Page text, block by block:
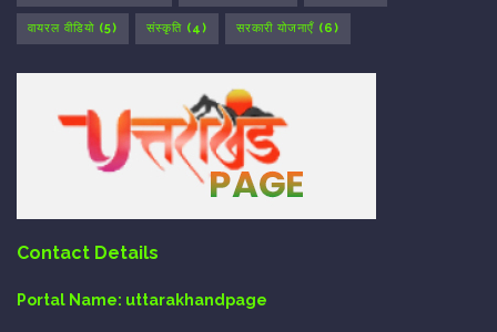
वायरल वीडियो (5) संस्कृति (4) सरकारी योजनाएँ (6)
Contact Details
Portal Name: uttarakhandpage